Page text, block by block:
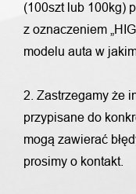
(100szt lub 100kg)
z oznaczeniem
modelu auta w
2. Zastrzegamy że
przypisane do
mogą zawierać
prosimy o kontakt.